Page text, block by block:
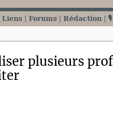
Liens Forums Rédaction
plusieurs